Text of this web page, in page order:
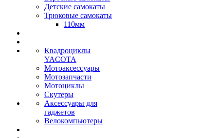
Детские самокаты
Трюковые самокаты
110мм
Квадроциклы
YACOTA
Мотоаксессуары
Мотозапчасти
Мотоциклы
Скутеры
Аксессуары для
гаджетов
Велокомпьютеры